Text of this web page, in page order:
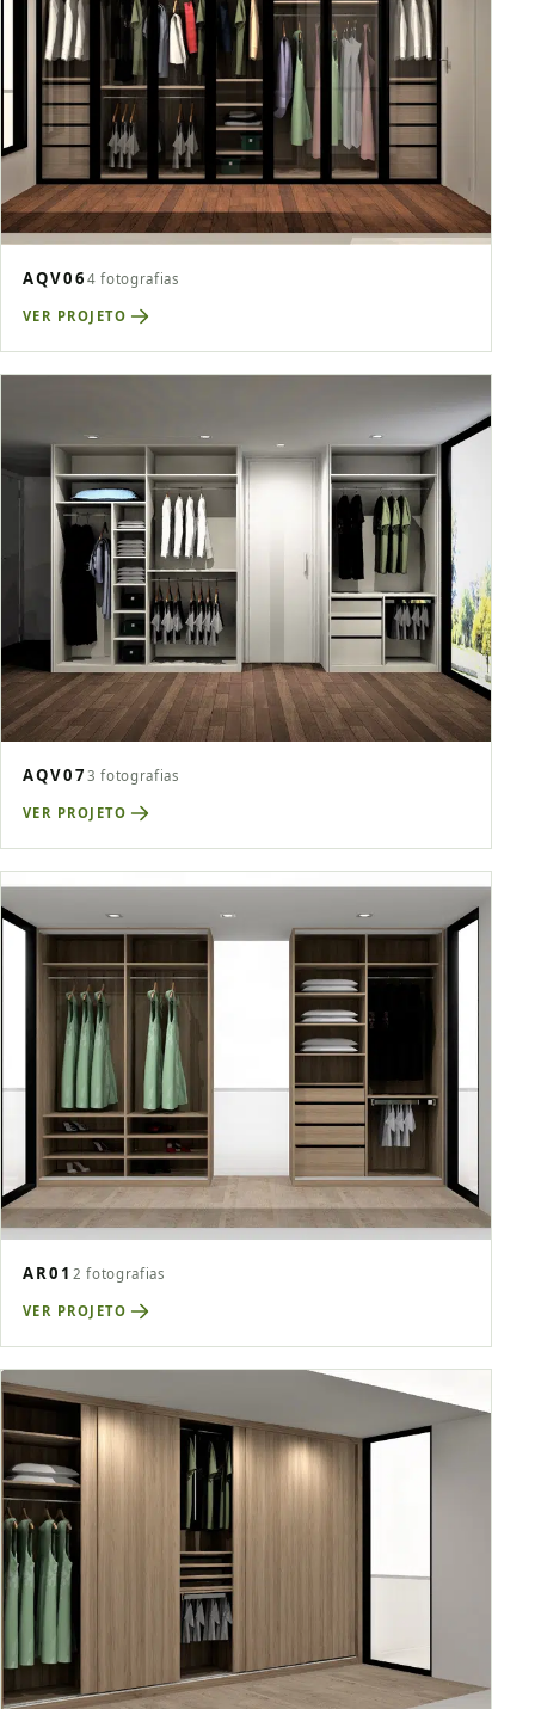
AQV06 4 fotografias
VER PROJETO
AQV07 3 fotografias
VER PROJETO
AR01 2 fotografias
VER PROJETO